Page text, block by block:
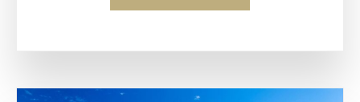
investisseurs
de